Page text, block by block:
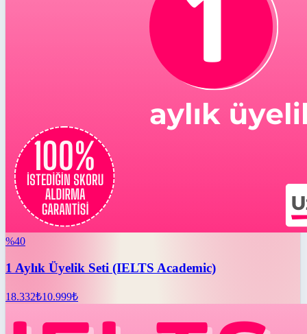
%40
1 Aylık Üyelik Seti (IELTS Academic)
18.332₺10.999₺